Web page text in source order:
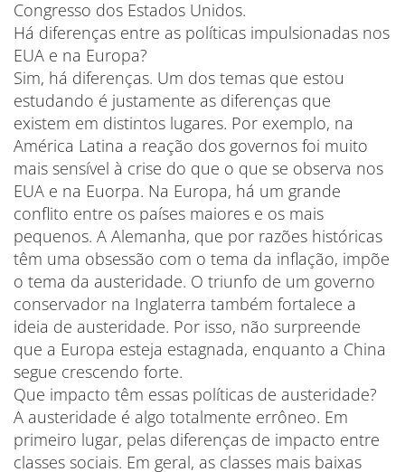
Congresso dos Estados Unidos.
Há diferenças entre as políticas impulsionadas nos
EUA e na Europa?
Sim, há diferenças. Um dos temas que estou
estudando é justamente as diferenças que
existem em distintos lugares. Por exemplo, na
América Latina a reação dos governos foi muito
mais sensível à crise do que o que se observa nos
EUA e na Euorpa. Na Europa, há um grande
conflito entre os países maiores e os mais
pequenos. A Alemanha, que por razões históricas
têm uma obsessão com o tema da inflação, impõe
o tema da austeridade. O triunfo de um governo
conservador na Inglaterra também fortalece a
ideia de austeridade. Por isso, não surpreende
que a Europa esteja estagnada, enquanto a China
segue crescendo forte.
Que impacto têm essas políticas de austeridade?
A austeridade é algo totalmente errôneo. Em
primeiro lugar, pelas diferenças de impacto entre
classes sociais. Em geral, as classes mais baixas